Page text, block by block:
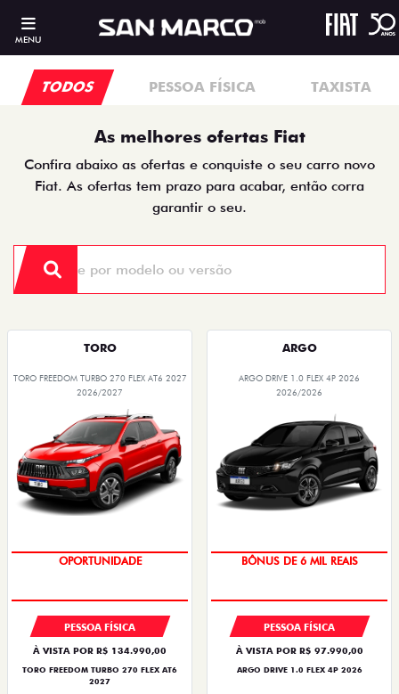
MENU
TODOS PESSOA FÍSICA TAXISTA
As melhores ofertas Fiat
Confira abaixo as ofertas e conquiste o seu carro novo
Fiat. As ofertas tem prazo para acabar, então corra
garantir o seu.
TORO
TORO FREEDOM TURBO 270 FLEX AT6 2027
2026/2027
SUPERVALORIZAÇÃO DO USADO
PESSOA FÍSICA
À VISTA POR R$ 134.990,00
TORO FREEDOM TURBO 270 FLEX AT6
2027
ARGO
ARGO DRIVE 1.0 FLEX 4P 2026
2026/2026
TAXA ZERO
PESSOA FÍSICA
À VISTA POR R$ 97.990,00
ARGO DRIVE 1.0 FLEX 4P 2026